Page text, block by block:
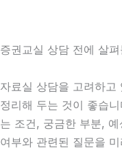
증권교실 상담 전에 살
자료실 상담을 고려하고
정리해 두는 것이 좋습
는 조건, 궁금한 부분,
여부와 관련된 질문을